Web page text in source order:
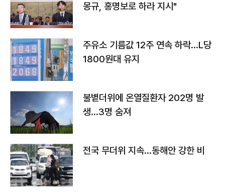
몽규, 홍명보로 하라 지시"
주유소 기름값 12주 연속 하락…L당
1800원대 유지
불볕더위에 온열질환자 202명 발
생…3명 숨져
전국 무더위 지속…동해안 강한 비